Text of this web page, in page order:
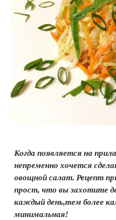
Когда появляется на
непременно хочется
овощной салат. Рецепт
прост, что вы захотите
каждый день,тем более
минимальная!